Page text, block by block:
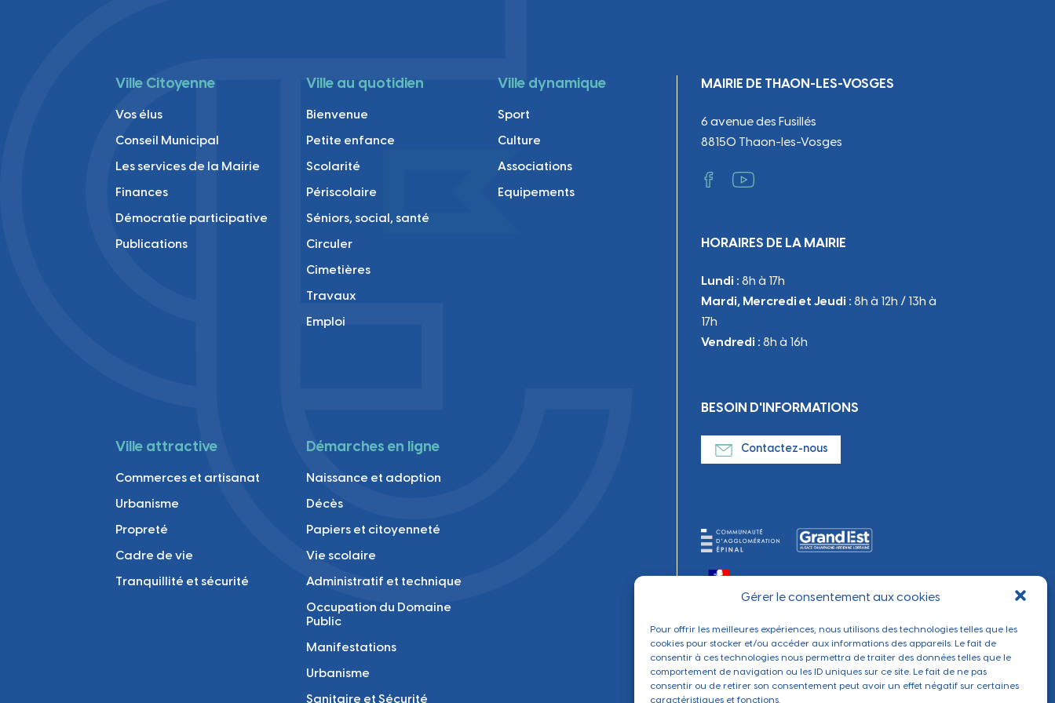
Gérer le consentement aux cookies
Pour offrir les meilleures expériences, nous utilisons des technologies telles que les
cookies pour stocker et/ou accéder aux informations des appareils. Le fait de
consentir à ces technologies nous permettra de traiter des données telles que le
comportement de navigation ou les ID uniques sur ce site. Le fait de ne pas
consentir ou de retirer son consentement peut avoir un effet négatif sur certaines
caractéristiques et fonctions.
Ville Citoyenne
Vos élus
Conseil Municipal
Les services de la Mairie
Finances
Démocratie participative
Publications
Ville au quotidien
Bienvenue
Petite enfance
Scolarité
Périscolaire
Séniors, social, santé
Circuler
Cimetières
Travaux
Emploi
Ville dynamique
Sport
Culture
Associations
Equipements
Ville attractive
Commerces et artisanat
Urbanisme
Propreté
Cadre de vie
Tranquillité et sécurité
Démarches en ligne
Naissance et adoption
Décès
Papiers et citoyenneté
Vie scolaire
Administratif et technique
Occupation du Domaine
Public
Manifestations
Urbanisme
Sanitaire et Sécurité
MAIRIE DE THAON-LES-VOSGES
6 avenue des Fusillés
88150 Thaon-les-Vosges
HORAIRES DE LA MAIRIE
Lundi : 8h à 17h
Mardi, Mercredi et Jeudi : 8h à 12h / 13h à
17h
Vendredi : 8h à 16h
BESOIN D'INFORMATIONS
Contactez-nous